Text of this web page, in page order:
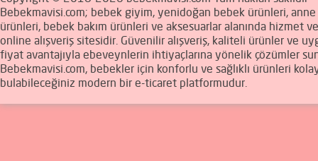
Bebekmavisi.com; bebek giyim, yenidoğan bebek ürünleri,
ürünleri, bebek bakım ürünleri ve aksesuarlar alanında hizmet
online alışveriş sitesidir. Güvenilir alışveriş, kaliteli ürünler ve
fiyat avantajıyla ebeveynlerin ihtiyaçlarına yönelik çözümler
Bebekmavisi.com, bebekler için konforlu ve sağlıklı ürünleri
bulabileceğiniz modern bir e-ticaret platformudur.